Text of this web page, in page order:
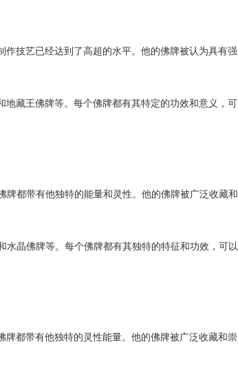
作技艺已经达到了高超的水平。他的佛牌被认为具有强
藏王佛牌等。每个佛牌都有其特定的功效和意义，可
牌都带有他独特的能量和灵性。他的佛牌被广泛收藏和
晶佛牌等。每个佛牌都有其独特的特征和功效，可以
牌都带有他独特的灵性能量。他的佛牌被广泛收藏和崇